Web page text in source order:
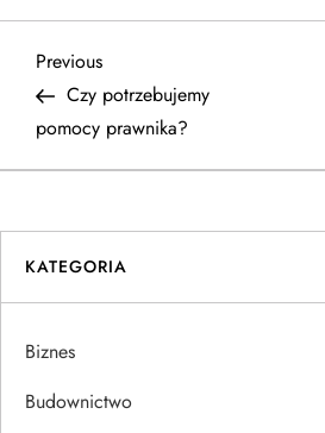
N
a
w
i
g
a
c
Previous
Post
Previous
Czy potrzebujemy
pomocy prawnika?
KATEGORIA
Biznes
Budownictwo